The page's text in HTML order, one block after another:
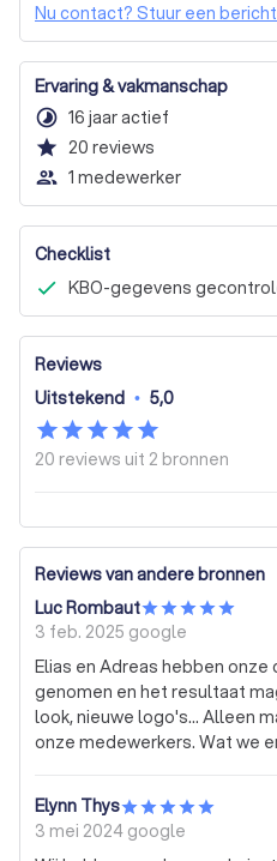
Nu contact? Stuur een
Ervaring & vakmanschap
timelapse 16 jaar actief
star 20 reviews
people_outline 1 medewerker
Checklist
KBO-gegevens
Reviews
Uitstekend • 5,0
20 reviews uit 2 bronnen
Reviews van andere bronnen
Luc Rombaut
3 feb. 2025 google
Elias en Adreas hebben
genomen en het resultaat
look, nieuwe logo's... Alleen
onze medewerkers. Wat we
Elynn Thys
3 mei 2024 google